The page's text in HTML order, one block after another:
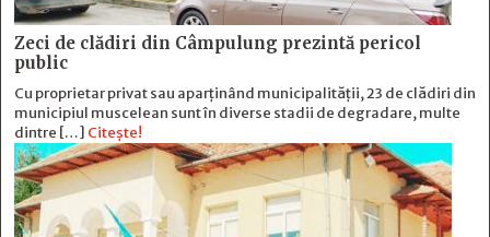
Zeci de clădiri din Câmpulung prezintă pericol
public
Cu proprietar privat sau aparținând municipalității, 23 de clădiri din
municipiul muscelean sunt în diverse stadii de degradare, multe
dintre […] Citește!